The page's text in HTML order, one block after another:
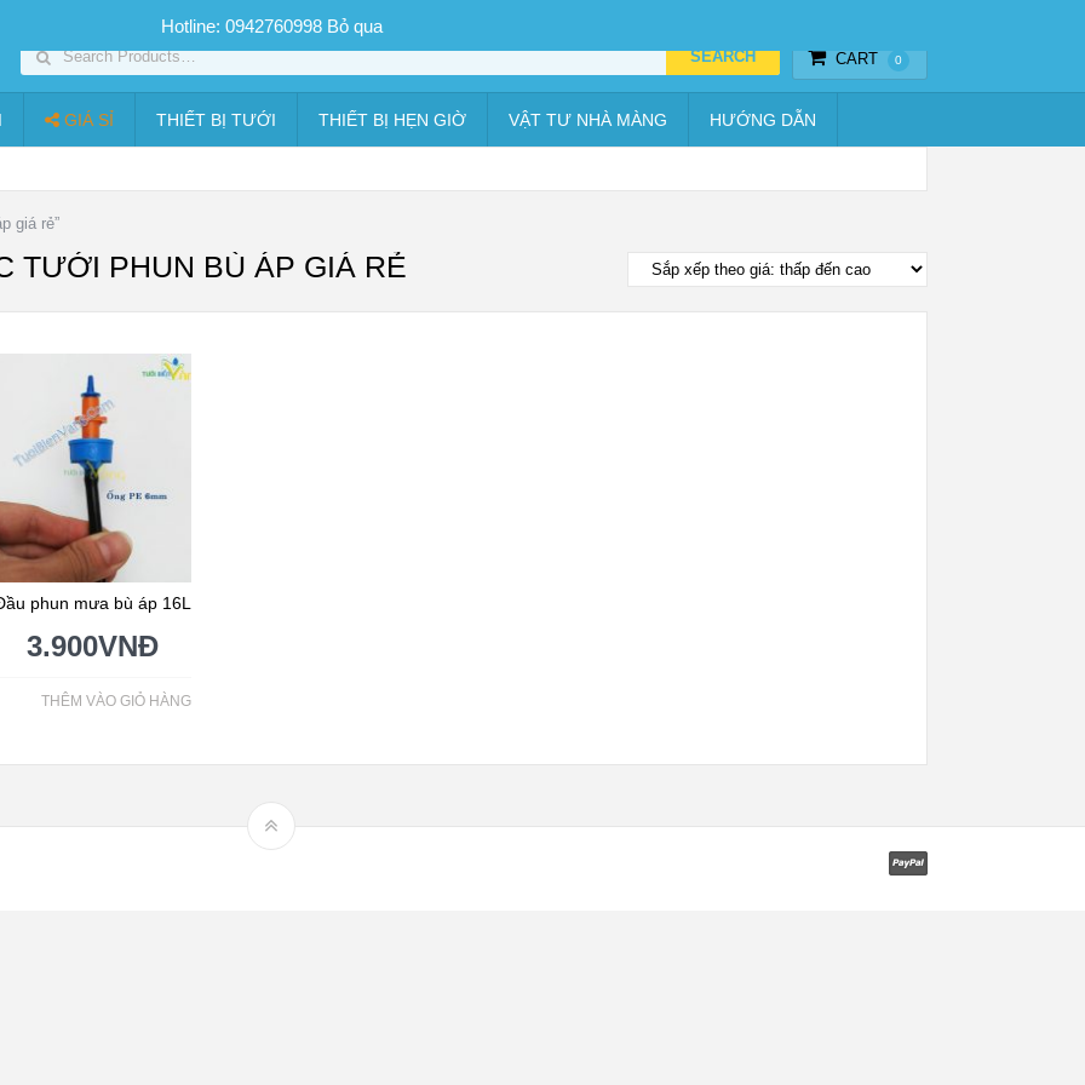
SP PHUN SƯƠNG GIÁ TỐT Bộ KIT tưới
CART 0
GIÁ SỈ THIẾT BỊ TƯỚI THIẾT BỊ HẸN GIỜ VẬT TƯ NHÀ MÀNG HƯỚNG DẪN
giá rẻ”
TƯỚI PHUN BÙ ÁP GIÁ RẺ
phun mưa bù áp 16L
3.900VNĐ
THÊM VÀO GIỎ HÀNG
Hotline: 0942760998 Bỏ qua